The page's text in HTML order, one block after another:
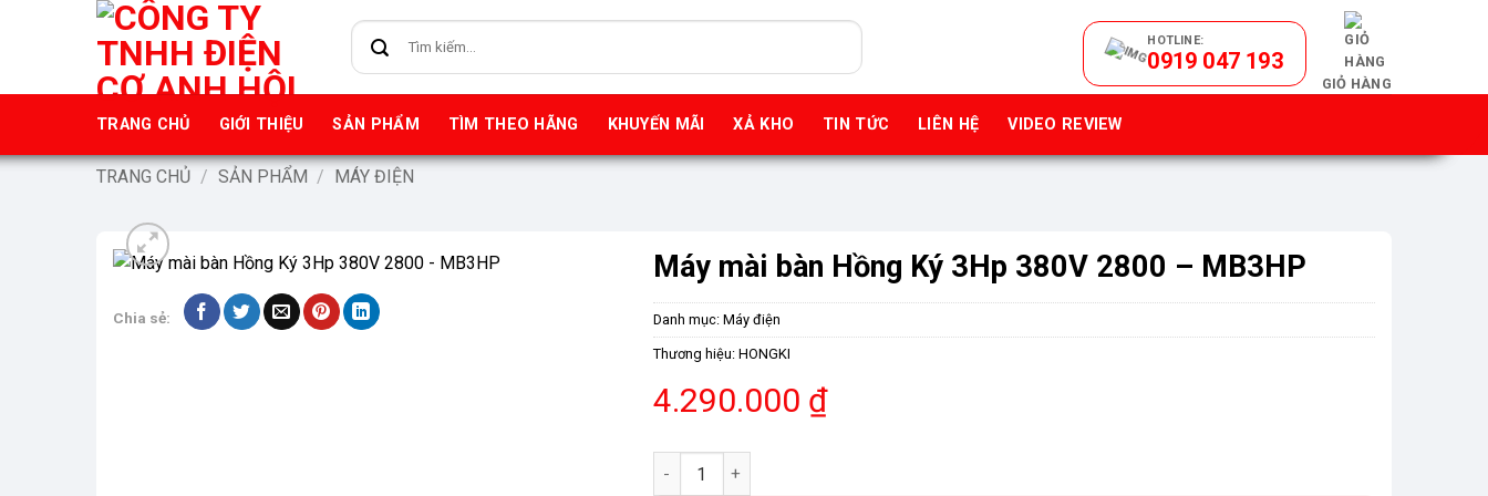
dung
Tìm
kiếm:
HOTLINE:
0919 047 193
GIỎ HÀNG
TRANG CHỦ GIỚI THIỆU SẢN PHẨM TÌM THEO HÃNG KHUYẾN MÃI XẢ KHO TIN TỨC LIÊN HỆ VIDEO REVIEW
TRANG CHỦ / SẢN PHẨM / MÁY ĐIỆN
Chia sẻ:
Máy mài bàn Hồng Ký 3Hp 380V 2800 – MB3HP
Danh mục: Máy điện
Thương hiệu: HONGKI
4.290.000 ₫
Máy mài bàn Hồng Ký 3Hp 380V 2800 - MB3HP số lượng